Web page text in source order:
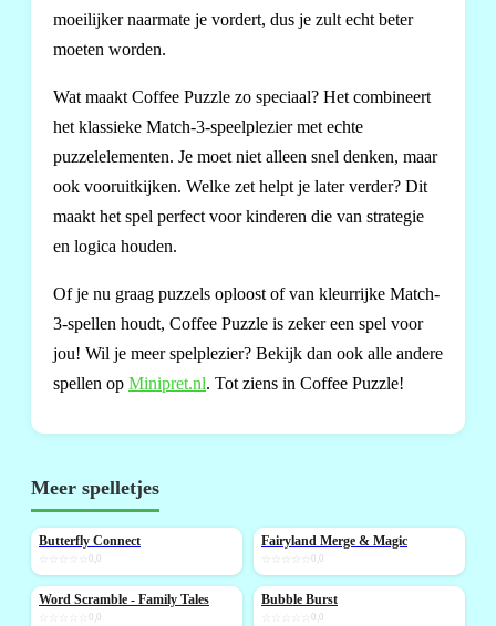
moeilijker naarmate je vordert, dus je zult echt beter
moeten worden.
Wat maakt Coffee Puzzle zo speciaal? Het combineert
het klassieke Match-3-speelplezier met echte
puzzelelementen. Je moet niet alleen snel denken, maar
ook vooruitkijken. Welke zet helpt je later verder? Dit
maakt het spel perfect voor kinderen die van strategie
en logica houden.
Of je nu graag puzzels oploost of van kleurrijke Match-
3-spellen houdt, Coffee Puzzle is zeker een spel voor
jou! Wil je meer spelplezier? Bekijk dan ook alle andere
spellen op Minipret.nl. Tot ziens in Coffee Puzzle!
Meer spelletjes
NIEUW
Butterfly Connect
0,0
NIEUW
Fairyland Merge & Magic
0,0
NIEUW
Word Scramble - Family Tales
0,0
NIEUW
Bubble Burst
0,0